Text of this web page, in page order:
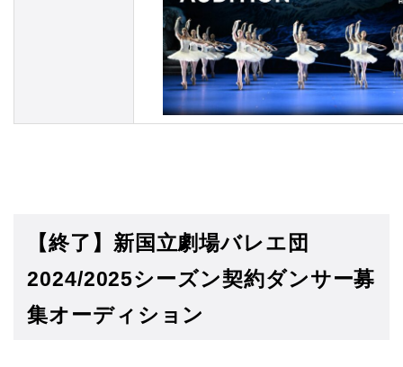
【終了】新国立劇場バレエ団
2024/2025シーズン契約ダンサー募
集オーディション